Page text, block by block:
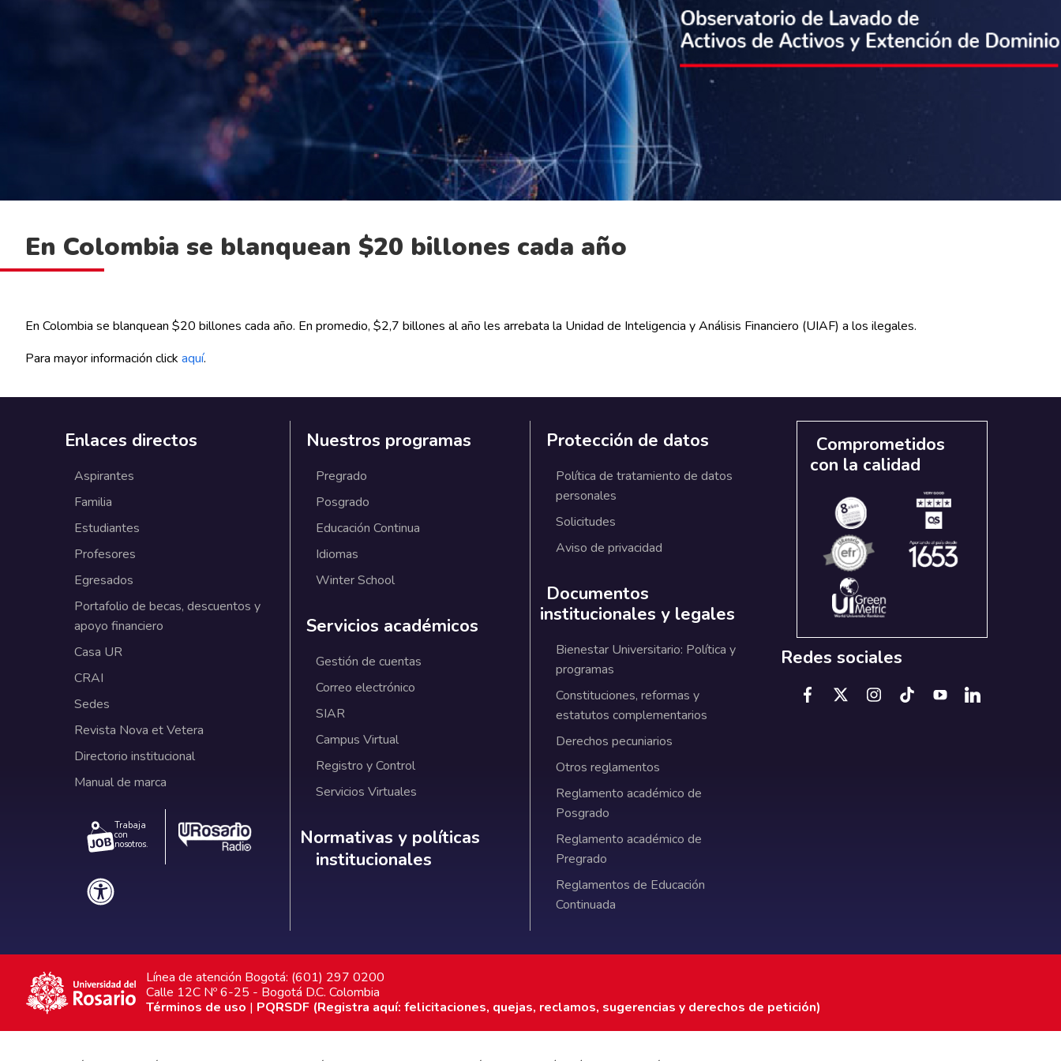
En Colombia se blanquean $20 billones cada año
En Colombia se blanquean $20 billones cada año. En promedio, $2,7 billones al año les arrebata la Unidad de Inteligencia y Análisis Financiero (UIAF) a los ilegales.
Para mayor información click aquí.
Enlaces directos
Aspirantes
Familia
Estudiantes
Profesores
Egresados
Portafolio de becas, descuentos y
apoyo financiero
Casa UR
CRAI
Sedes
Revista Nova et Vetera
Directorio institucional
Manual de marca
Trabaja
con
nosotros.
Nuestros programas
Pregrado
Posgrado
Educación Continua
Idiomas
Winter School
Servicios académicos
Gestión de cuentas
Correo electrónico
SIAR
Campus Virtual
Registro y Control
Servicios Virtuales
Normativas y políticas institucionales
Normativas y políticas
institucionales
Protección de datos
Política de tratamiento de datos
personales
Solicitudes
Aviso de privacidad
Documentos
institucionales y legales
Bienestar Universitario: Política y
programas
Constituciones, reformas y
estatutos complementarios
Derechos pecuniarios
Otros reglamentos
Reglamento académico de
Posgrado
Reglamento académico de
Pregrado
Reglamentos de Educación
Continuada
Comprometidos
con la calidad
Redes sociales
Línea de atención Bogotá: (601) 297 0200
Calle 12C Nº 6-25 - Bogotá D.C. Colombia
Términos de uso | PQRSDF (Registra aquí: felicitaciones, quejas, reclamos, sugerencias y derechos de petición)